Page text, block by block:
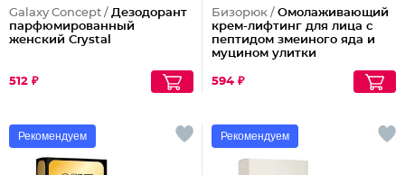
Galaxy Concept / Дезодорант
парфюмированный
женский Crystal
512 ₽
Бизорюк / Омолаживающий
крем-лифтинг для лица с
пептидом змеиного яда и
муцином улитки
594 ₽
Рекомендуем Рекомендуем